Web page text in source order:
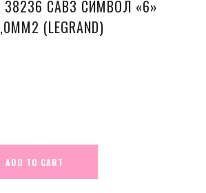
CAB3 СИМВОЛ «6»
(LEGRAND)
ADD TO CART